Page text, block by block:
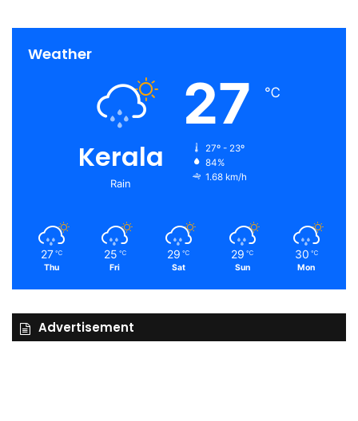
Weather
Kerala
Rain
27 ℃
27º - 23º
84%
1.68 km/h
27 ℃
Thu
25 ℃
Fri
29 ℃
Sat
29 ℃
Sun
30 ℃
Mon
Advertisement